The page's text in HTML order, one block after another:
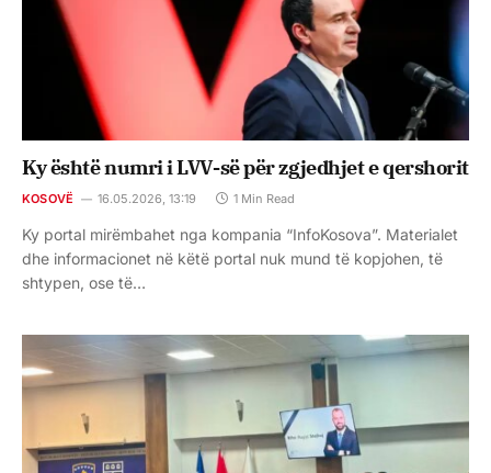
Ky është numri i LVV-së për zgjedhjet e qershorit
KOSOVË 16.05.2026, 13:19 1 Min Read
Ky portal mirëmbahet nga kompania “InfoKosova”. Materialet
dhe informacionet në këtë portal nuk mund të kopjohen, të
shtypen, ose të…